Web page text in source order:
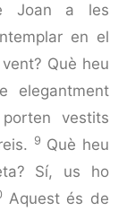
Joan a les
en el
Què heu
elegantment
vestits
9 Què heu
Sí, us ho
Aquest és de